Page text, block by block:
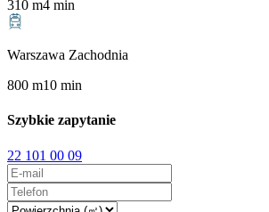
310 m4 min
Warszawa Zachodnia
800 m10 min
Szybkie zapytanie
22 101 00 09